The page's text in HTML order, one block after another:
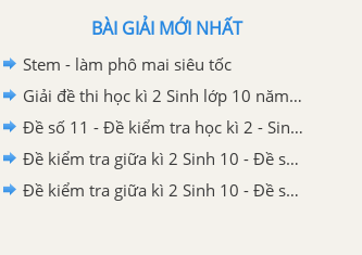
BÀI GIẢI MỚI NHẤT
Stem - làm phô mai siêu tốc
Giải đề thi học kì 2 Sinh lớp 10 năm 2020-2021 THPT Yên Định 1 - Thanh Hóa
Đề số 11 - Đề kiểm tra học kì 2 - Sinh 10
Đề kiểm tra giữa kì 2 Sinh 10 - Đề số 5 có lời giải chi tiết
Đề kiểm tra giữa kì 2 Sinh 10 - Đề số 4 có lời giải chi tiết